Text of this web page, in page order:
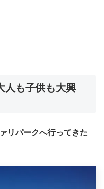
人も子供も大興
リパークへ行ってきた